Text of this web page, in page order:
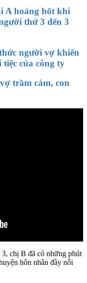
A hoảng hốt khi
thứ 3 đến 3
người vợ khiến
của công ty
trầm cảm, con
chị B đã có những phút
hôn nhân đầy nỗi